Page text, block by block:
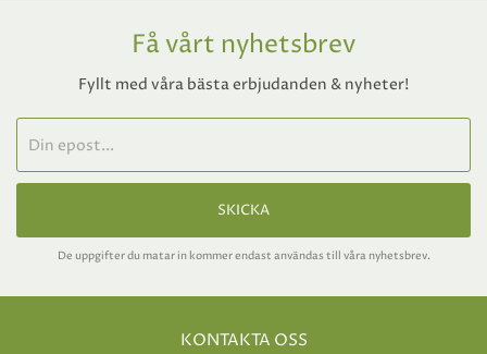
Få vårt nyhetsbrev
Fyllt med våra bästa erbjudanden & nyheter!
SKICKA
De uppgifter du matar in kommer endast användas till våra nyhetsbrev.
KONTAKTA OSS